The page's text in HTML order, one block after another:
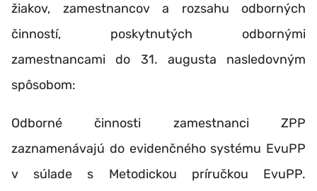
žiakov, zamestnancov a rozsahu odborných
činností, poskytnutých odbornými
zamestnancami do 31. augusta nasledovným
spôsobom:
Odborné činnosti zamestnanci ZPP
zaznamenávajú do evidenčného systému EvuPP
v súlade s Metodickou príručkou EvuPP.